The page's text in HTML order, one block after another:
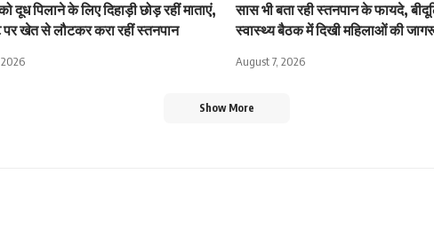
दूध पिलाने के लिए दिहाड़ी छोड़ रहीं माताएं,
पर खेत से लौटकर करा रहीं स्तनपान
सास भी बता रही स्तनपान के फायदे,
स्वास्थ्य बैठक में दिखी महिलाओं की
August 7, 2026
Show More